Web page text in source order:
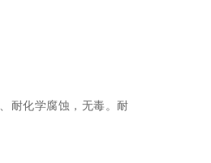
耐化学腐蚀，无毒。耐